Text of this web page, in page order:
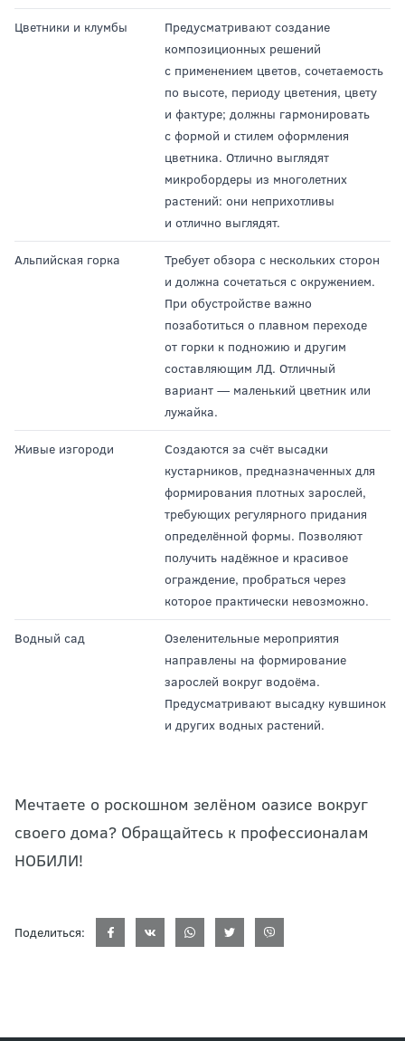
Цветники и клумбы
Предусматривают создание
композиционных решений
с применением цветов, сочетаемость
по высоте, периоду цветения, цвету
и фактуре; должны гармонировать
с формой и стилем оформления
цветника. Отлично выглядят
микробордеры из многолетних
растений: они неприхотливы
и отлично выглядят.
Альпийская горка
Требует обзора с нескольких сторон
и должна сочетаться с окружением.
При обустройстве важно
позаботиться о плавном переходе
от горки к подножию и другим
составляющим ЛД. Отличный
вариант — маленький цветник или
лужайка.
Живые изгороди
Создаются за счёт высадки
кустарников, предназначенных для
формирования плотных зарослей,
требующих регулярного придания
определённой формы. Позволяют
получить надёжное и красивое
ограждение, пробраться через
которое практически невозможно.
Водный сад
Озеленительные мероприятия
направлены на формирование
зарослей вокруг водоёма.
Предусматривают высадку кувшинок
и других водных растений.
Мечтаете о роскошном зелёном оазисе вокруг
своего дома? Обращайтесь к профессионалам
НОБИЛИ!
Поделиться: